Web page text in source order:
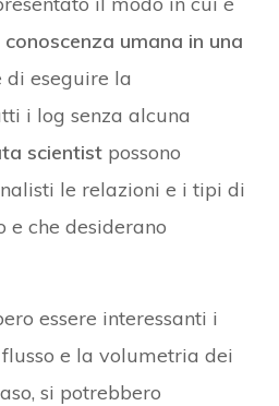
umana in una
di eseguire la
i log senza alcuna
scientist possono
le relazioni e i tipi di
e che desiderano
essere interessanti i
e la volumetria dei
si potrebbero